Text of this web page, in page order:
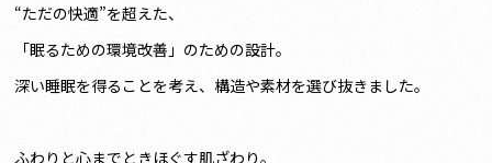
“ただの快適”を超えた、
「眠るための環境改善」のための設計。
深い睡眠を得ることを考え、構造や素材を選び抜きました。
ふわりと心までときほぐす肌ざわり。